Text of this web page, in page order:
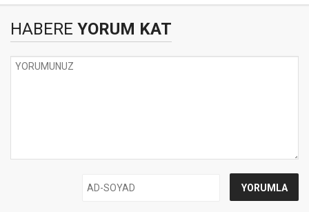
HABERE YORUM KAT